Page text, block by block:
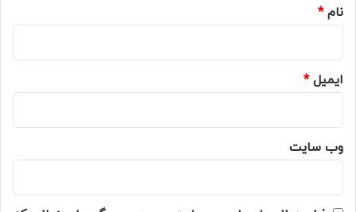
نام*
ایمیل*
وب‌ سایت